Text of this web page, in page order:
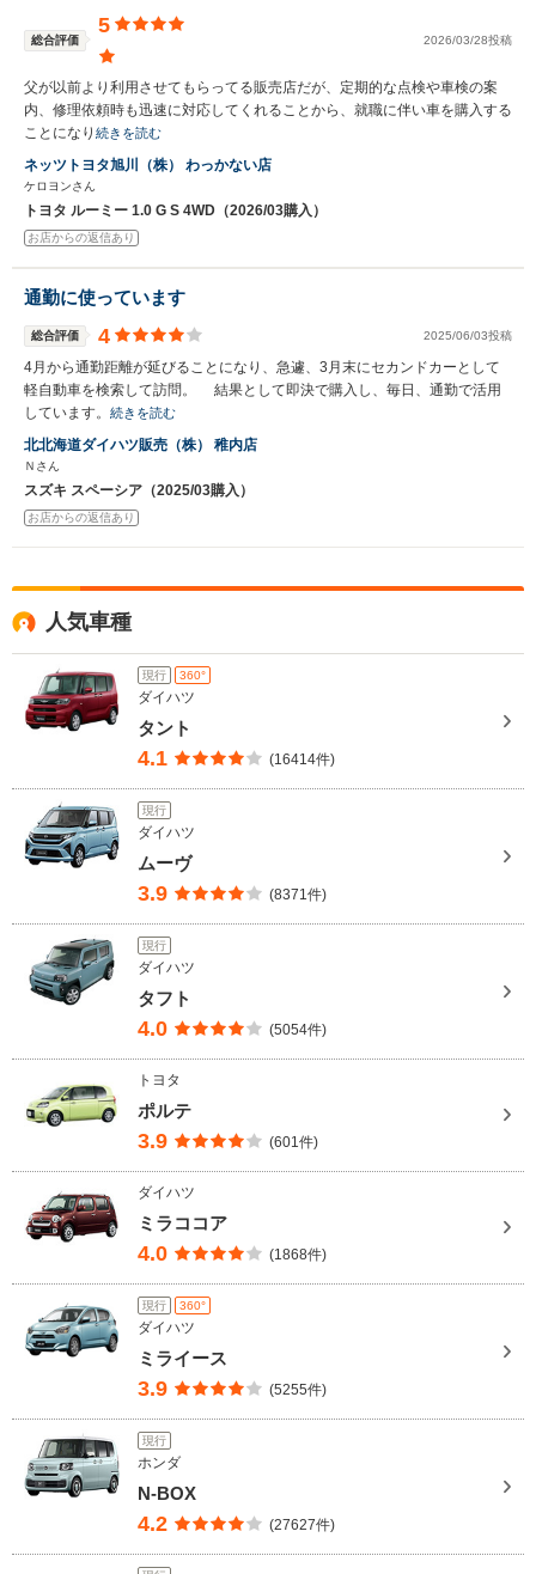
総合評価
5
2026/03/28投稿
父が以前より利用させてもらってる販売店だが、定期的な点検や車検の案
内、修理依頼時も迅速に対応してくれることから、就職に伴い車を購入する
ことになり 続きを読む
ネッツトヨタ旭川（株） わっかない店
ケロヨンさん
トヨタ ルーミー 1.0 G S 4WD（2026/03購入）
お店からの返信あり
通勤に使っています
総合評価 4 2025/06/03投稿
4月から通勤距離が延びることになり、急遽、3月末にセカンドカーとして
軽自動車を検索して訪問。 結果として即決で購入し、毎日、通勤で活用
しています。 続きを読む
北北海道ダイハツ販売（株） 稚内店
Ｎさん
スズキ スペーシア（2025/03購入）
お店からの返信あり
人気車種
現行 360°
ダイハツ
タント
4.1 (16414件)
現行
ダイハツ
ムーヴ
3.9 (8371件)
現行
ダイハツ
タフト
4.0 (5054件)
トヨタ
ポルテ
3.9 (601件)
ダイハツ
ミラココア
4.0 (1868件)
現行 360°
ダイハツ
ミライース
3.9 (5255件)
現行
ホンダ
N-BOX
4.2 (27627件)